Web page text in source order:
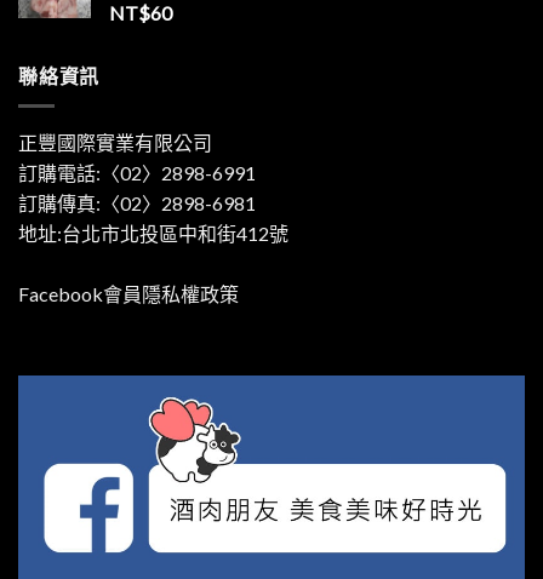
NT$60
聯絡資訊
正豐國際實業有限公司
訂購電話:〈02〉2898-6991
訂購傳真:〈02〉2898-6981
地址:台北市北投區中和街412號
Facebook會員隱私權政策